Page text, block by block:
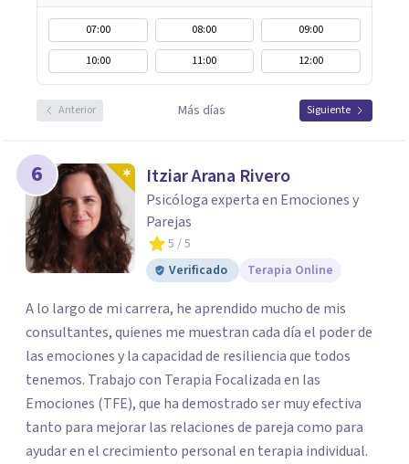
07:00 08:00
09:00
10:00
11:00 12:00
Anterior Más días Siguiente
6 Itziar Arana Rivero
Psicóloga experta en Emociones y
Parejas
5 / 5
Verificado
Terapia Online
A lo largo de mi carrera, he aprendido mucho de mis
consultantes, quienes me muestran cada día el poder de
las emociones y la capacidad de resiliencia que todos
tenemos. Trabajo con Terapia Focalizada en las
Emociones (TFE), que ha demostrado ser muy efectiva
tanto para mejorar las relaciones de pareja como para
ayudar en el crecimiento personal en terapia individual.